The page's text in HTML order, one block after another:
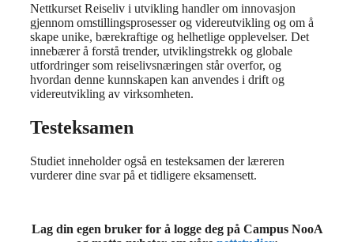
Nettkurset Reiseliv i utvikling handler om innovasjon
gjennom omstillingsprosesser og videreutvikling og om å
skape unike, bærekraftige og helhetlige opplevelser. Det
innebærer å forstå trender, utviklingstrekk og globale
utfordringer som reiselivsnæringen står overfor, og
hvordan denne kunnskapen kan anvendes i drift og
videreutvikling av virksomheten.
Testeksamen
Studiet inneholder også en testeksamen der læreren
vurderer dine svar på et tidligere eksamensett.
Lag din egen bruker for å logge deg på Campus NooA